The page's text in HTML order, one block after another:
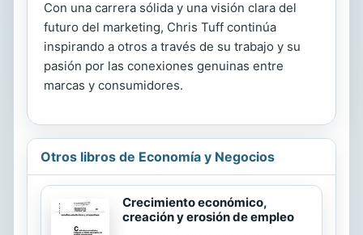
Con una carrera sólida y una visión clara del
futuro del marketing, Chris Tuff continúa
inspirando a otros a través de su trabajo y su
pasión por las conexiones genuinas entre
marcas y consumidores.
Otros libros de Economía y Negocios
Crecimiento económico,
creación y erosión de empleo